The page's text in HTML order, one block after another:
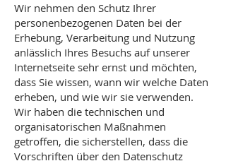
Wir nehmen den Schutz Ihrer
personenbezogenen Daten bei der
Erhebung, Verarbeitung und Nutzung
anlässlich Ihres Besuchs auf unserer
Internetseite sehr ernst und möchten,
dass Sie wissen, wann wir welche Daten
erheben, und wie wir sie verwenden.
Wir haben die technischen und
organisatorischen Maßnahmen
getroffen, die sicherstellen, dass die
Vorschriften über den Datenschutz